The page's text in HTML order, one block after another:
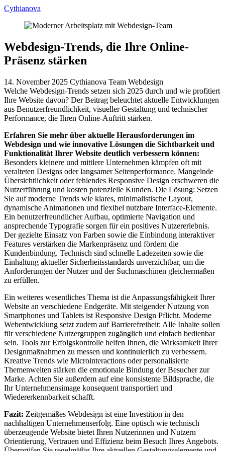
Cythianova
Webdesign-Trends, die Ihre Online-
Präsenz stärken
14. November 2025 Cythianova Team Webdesign
Welche Webdesign-Trends setzen sich 2025 durch und wie profitiert
Ihre Website davon? Der Beitrag beleuchtet aktuelle Entwicklungen
aus Benutzerfreundlichkeit, visueller Gestaltung und technischer
Performance, die Ihren Online-Auftritt stärken.
Erfahren Sie mehr über aktuelle Herausforderungen im
Webdesign und wie innovative Lösungen die Sichtbarkeit und
Funktionalität Ihrer Website deutlich verbessern können:
Besonders kleinere und mittlere Unternehmen kämpfen oft mit
veralteten Designs oder langsamer Seitenperformance. Mangelnde
Übersichtlichkeit oder fehlendes Responsive Design erschweren die
Nutzerführung und kosten potenzielle Kunden. Die Lösung: Setzen
Sie auf moderne Trends wie klares, minimalistische Layout,
dynamische Animationen und flexibel nutzbare Interface-Elemente.
Ein benutzerfreundlicher Aufbau, optimierte Navigation und
ansprechende Typografie sorgen für ein positives Nutzererlebnis.
Der gezielte Einsatz von Farben sowie die Einbindung interaktiver
Features verstärken die Markenpräsenz und fördern die
Kundenbindung. Technisch sind schnelle Ladezeiten sowie die
Einhaltung aktueller Sicherheitsstandards unverzichtbar, um die
Anforderungen der Nutzer und der Suchmaschinen gleichermaßen
zu erfüllen.
Ein weiteres wesentliches Thema ist die Anpassungsfähigkeit Ihrer
Website an verschiedene Endgeräte. Mit steigender Nutzung von
Smartphones und Tablets ist Responsive Design Pflicht. Moderne
Webentwicklung setzt zudem auf Barrierefreiheit: Alle Inhalte sollen
für verschiedene Nutzergruppen zugänglich und einfach bedienbar
sein. Tools zur Erfolgskontrolle helfen Ihnen, die Wirksamkeit Ihrer
Designmaßnahmen zu messen und kontinuierlich zu verbessern.
Kreative Trends wie Microinteractions oder personalisierte
Themenwelten stärken die emotionale Bindung der Besucher zur
Marke. Achten Sie außerdem auf eine konsistente Bildsprache, die
Ihr Unternehmensimage konsequent transportiert und
Wiedererkennbarkeit schafft.
Fazit: Zeitgemäßes Webdesign ist eine Investition in den
nachhaltigen Unternehmenserfolg. Eine optisch wie technisch
überzeugende Website bietet Ihren Nutzerinnen und Nutzern
Orientierung, Vertrauen und Effizienz beim Besuch Ihres Angebots.